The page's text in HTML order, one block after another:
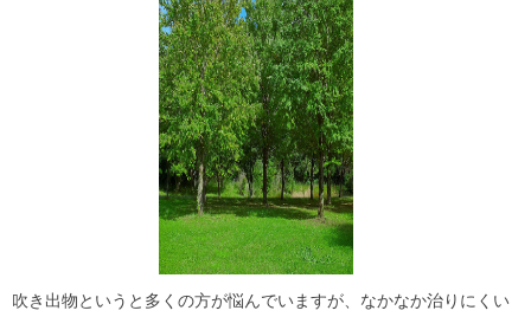
吹き出物というと多くの方が悩んでいますが、なかなか治りにくい